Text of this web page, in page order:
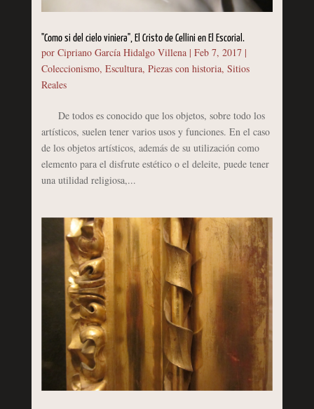
"Como si del cielo viniera", El Cristo de Cellini en El Escorial.
por Cipriano García Hidalgo Villena| Feb 7, 2017|
Coleccionismo, Escultura, Piezas con historia, Sitios
Reales
De todos es conocido que los objetos, sobre todo los
artísticos, suelen tener varios usos y funciones. En el caso
de los objetos artísticos, además de su utilización como
elemento para el disfrute estético o el deleite, puede tener
una utilidad religiosa,...